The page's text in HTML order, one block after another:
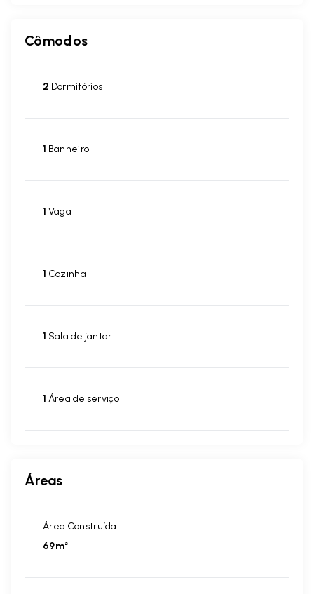
Cômodos
2 Dormitórios
1 Banheiro
1 Vaga
1 Cozinha
1 Sala de jantar
1 Área de serviço
Áreas
Área Construída:
69m²